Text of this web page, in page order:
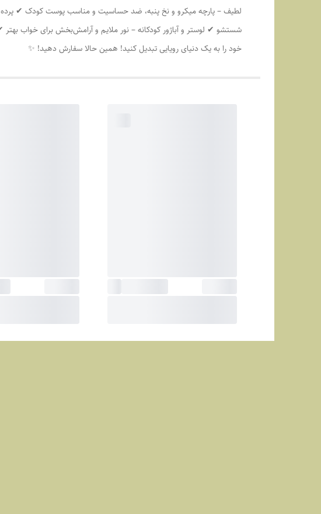
لطیف – پارچه میکرو و نخ پنبه، ضد حساسیت و مناسب پوست کودک ✔
شستشو ✔ لوستر و آباژور کودکانه – نور ملایم و آرامش‌بخش برای خواب
خود را به یک دنیای رویایی تبدیل کنید! همین حالا سفارش دهید! ✨